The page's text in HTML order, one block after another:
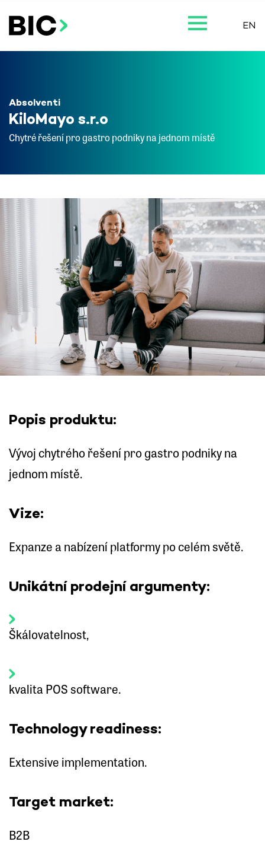
EN
Absolventi
KiloMayo s.r.o
Chytré řešení pro gastro podniky na jednom místě
Popis produktu:
Vývoj chytrého řešení pro gastro podniky na
jednom místě.
Vize:
Expanze a nabízení platformy po celém světě.
Unikátní prodejní argumenty:
Škálovatelnost,
kvalita POS software.
Technology readiness:
Extensive implementation.
Target market:
B2B